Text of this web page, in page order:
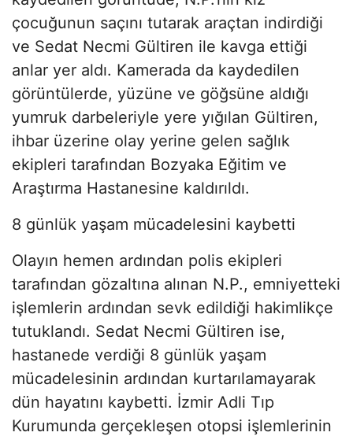
çocuğunun saçını tutarak araçtan indirdiği
ve Sedat Necmi Gültiren ile kavga ettiği
anlar yer aldı. Kamerada da kaydedilen
görüntülerde, yüzüne ve göğsüne aldığı
yumruk darbeleriyle yere yığılan Gültiren,
ihbar üzerine olay yerine gelen sağlık
ekipleri tarafından Bozyaka Eğitim ve
Araştırma Hastanesine kaldırıldı.
8 günlük yaşam mücadelesini kaybetti
Olayın hemen ardından polis ekipleri
tarafından gözaltına alınan N.P., emniyetteki
işlemlerin ardından sevk edildiği hakimlikçe
tutuklandı. Sedat Necmi Gültiren ise,
hastanede verdiği 8 günlük yaşam
mücadelesinin ardından kurtarılamayarak
dün hayatını kaybetti. İzmir Adli Tıp
Kurumunda gerçekleşen otopsi işlemlerinin